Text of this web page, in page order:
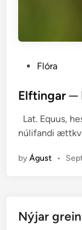
s
d
n
Flóra
Elftingar ─
Lat. Equus,
núlifandi
byÁgust •
Nýjar